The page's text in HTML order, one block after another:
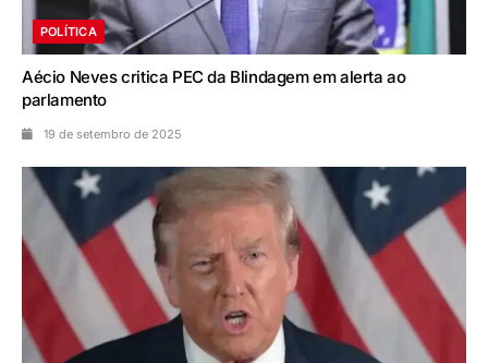
POLÍTICA
Aécio Neves critica PEC da Blindagem em alerta ao
parlamento
19 de setembro de 2025